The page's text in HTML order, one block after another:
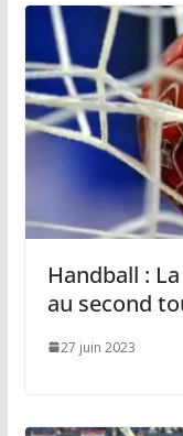
Handball :
au second
27 juin 2023